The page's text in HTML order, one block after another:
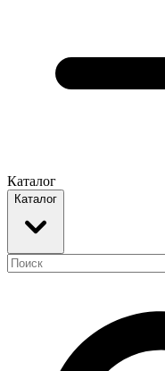
Каталог
Каталог